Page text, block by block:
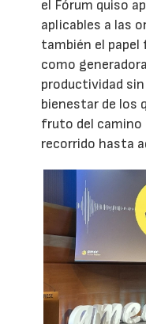
el Fórum quiso
aplicables a las
también el
como
productividad
bienestar de los
fruto del camino
recorrido hasta